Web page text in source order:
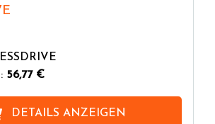
56,77 €
DETAILS ANZEIGEN